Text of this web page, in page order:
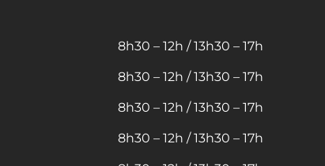
8h30 – 12h / 13h30 – 17h
8h30 – 12h / 13h30 – 17h
8h30 – 12h / 13h30 – 17h
8h30 – 12h / 13h30 – 17h